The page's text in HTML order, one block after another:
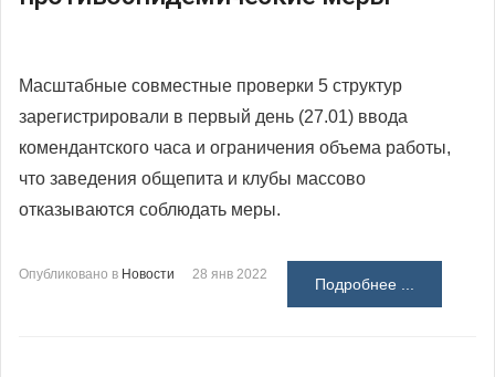
Масштабные совместные проверки 5 структур
зарегистрировали в первый день (27.01) ввода
комендантского часа и ограничения объема работы,
что заведения общепита и клубы массово
отказываются соблюдать меры.
Опубликовано в Новости 28 янв 2022
Подробнее ...